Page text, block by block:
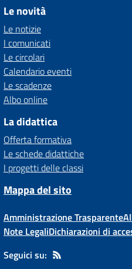
Le novità
Le notizie
I comunicati
Le circolari
Calendario eventi
Le scadenze
Albo online
La didattica
Offerta formativa
Le schede didattiche
I progetti delle classi
Mappa del sito
Amministrazione Trasparente
Note LegaliDichiarazioni di
Seguici su: